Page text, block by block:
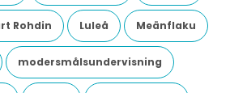
Rohdin Luleå Meänflaku
modersmålsundervisning